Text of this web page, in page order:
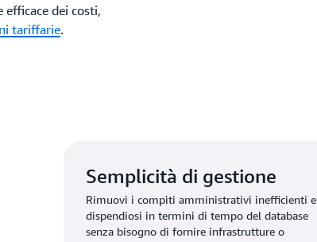
efficace dei costi,
tariffarie.
Semplicità di gestione
Rimuovi i compiti amministrativi inefficienti e
dispendiosi in termini di tempo del database
senza bisogno di fornire infrastrutture o